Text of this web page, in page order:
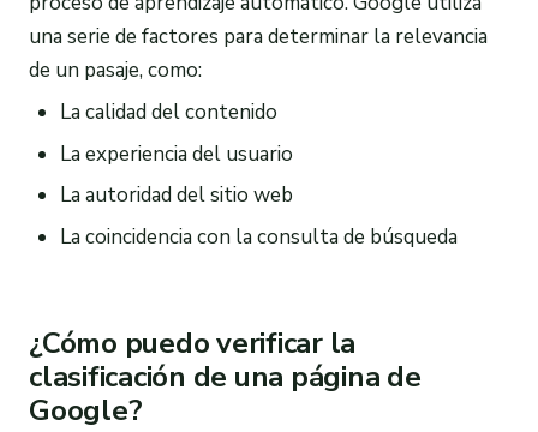
una serie de factores para determinar la relevancia
de un pasaje, como:
La calidad del contenido
La experiencia del usuario
La autoridad del sitio web
La coincidencia con la consulta de búsqueda
¿Cómo puedo verificar la
clasificación de una página de
Google?